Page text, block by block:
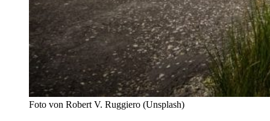
Foto von Robert V. Ruggiero (Unsplash)